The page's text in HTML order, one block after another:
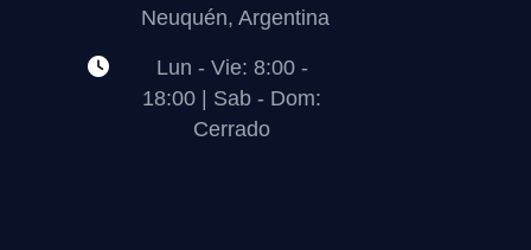
Neuquén, Argentina
Lun - Vie: 8:00 -
18:00 | Sab - Dom:
Cerrado